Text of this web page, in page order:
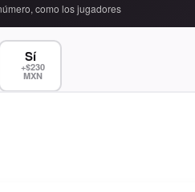
como los jugadores
Sí
+$230
MXN